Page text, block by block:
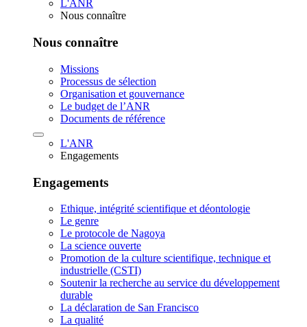
L'ANR
Nous connaître
Nous connaître
Missions
Processus de sélection
Organisation et gouvernance
Le budget de l’ANR
Documents de référence
L'ANR
Engagements
Engagements
Ethique, intégrité scientifique et déontologie
Le genre
Le protocole de Nagoya
La science ouverte
Promotion de la culture scientifique, technique et
industrielle (CSTI)
Soutenir la recherche au service du développement
durable
La déclaration de San Francisco
La qualité